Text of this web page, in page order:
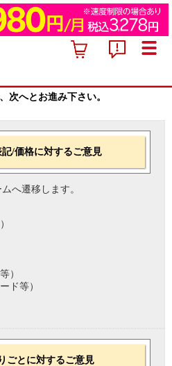
次へとお進み下さい。
/価格に対するご意見
へ遷移します。
）
ド等）
ごとに対するご意見